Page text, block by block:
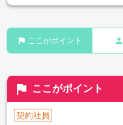
flag ここがポイント person
flag ここがポイント
契約社員